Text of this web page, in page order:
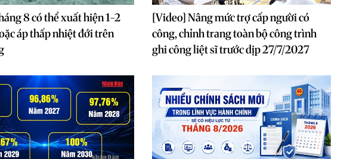
8 có thể xuất hiện 1-2
áp thấp nhiệt đới trên
[Video] Nâng mức trợ cấp người có
công, chỉnh trang toàn bộ công trình
ghi công liệt sĩ trước dịp 27/7/2027